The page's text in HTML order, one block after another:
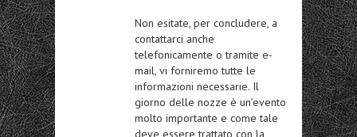
Non esitate, per concludere, a
contattarci anche
telefonicamente o tramite e-
mail, vi forniremo tutte le
informazioni necessarie. Il
giorno delle nozze è un’evento
molto importante e come tale
deve essere trattato con la